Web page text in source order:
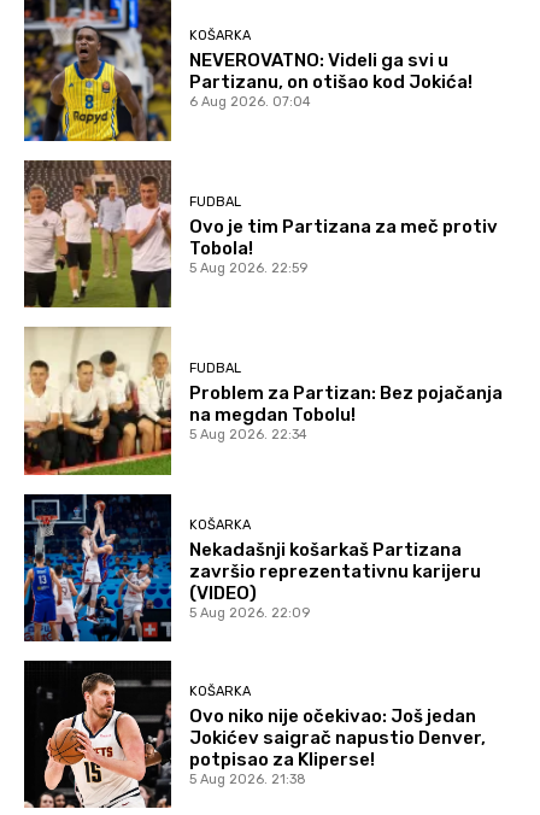
KOŠARKA
NEVEROVATNO: Videli ga svi u
Partizanu, on otišao kod Jokića!
6 Aug 2026. 07:04
FUDBAL
Ovo je tim Partizana za meč protiv
Tobola!
5 Aug 2026. 22:59
FUDBAL
Problem za Partizan: Bez pojačanja
na megdan Tobolu!
5 Aug 2026. 22:34
KOŠARKA
Nekadašnji košarkaš Partizana
završio reprezentativnu karijeru
(VIDEO)
5 Aug 2026. 22:09
KOŠARKA
Ovo niko nije očekivao: Još jedan
Jokićev saigrač napustio Denver,
potpisao za Kliperse!
5 Aug 2026. 21:38